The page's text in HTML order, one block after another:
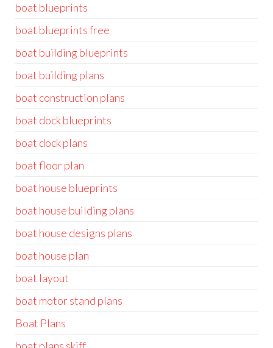
boat blueprints
boat blueprints free
boat building blueprints
boat building plans
boat construction plans
boat dock blueprints
boat dock plans
boat floor plan
boat house blueprints
boat house building plans
boat house designs plans
boat house plan
boat layout
boat motor stand plans
Boat Plans